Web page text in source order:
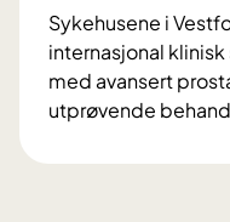
e
p
a
t
t
a
s
i
e
Sykehusene i
internasjonal
med avansert
utprøvende
y